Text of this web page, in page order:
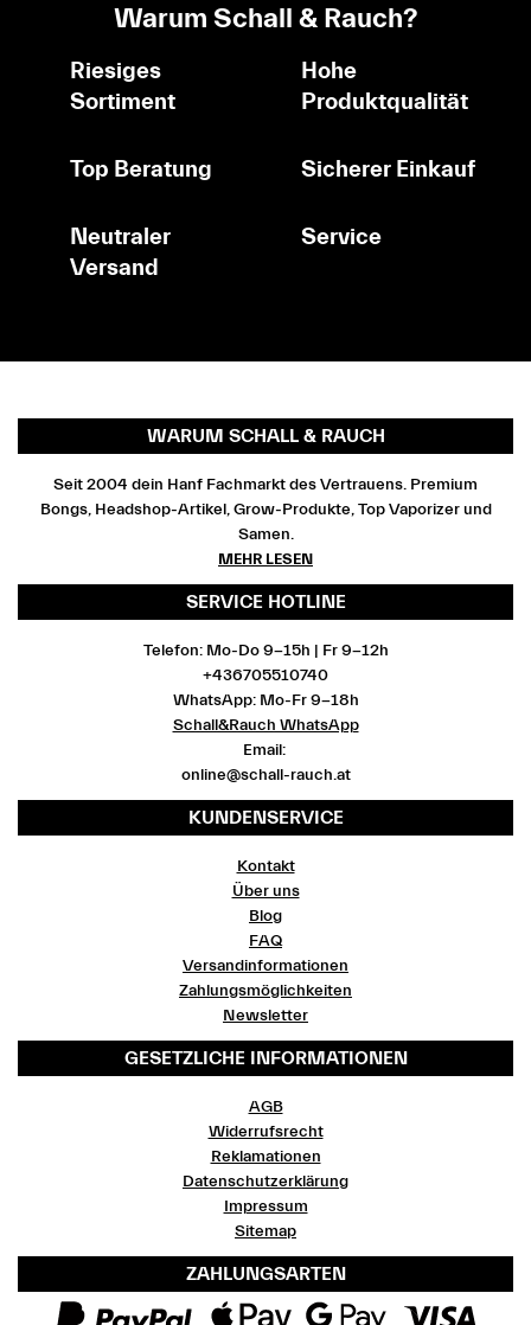
Warum Schall & Rauch?
Riesiges
Sortiment
Hohe
Produktqualität
Top Beratung Sicherer Einkauf
Neutraler
Versand
Service
WARUM SCHALL & RAUCH
Seit 2004 dein Hanf Fachmarkt des Vertrauens. Premium
Bongs, Headshop-Artikel, Grow-Produkte, Top Vaporizer und
Samen.
MEHR LESEN
SERVICE HOTLINE
Telefon: Mo-Do 9-15h | Fr 9-12h
+436705510740
WhatsApp: Mo-Fr 9-18h
Schall&Rauch WhatsApp
Email:
online@schall-rauch.at
KUNDENSERVICE
Kontakt
Über uns
Blog
FAQ
Versandinformationen
Zahlungsmöglichkeiten
Newsletter
GESETZLICHE INFORMATIONEN
AGB
Widerrufsrecht
Reklamationen
Datenschutzerklärung
Impressum
Sitemap
ZAHLUNGSARTEN